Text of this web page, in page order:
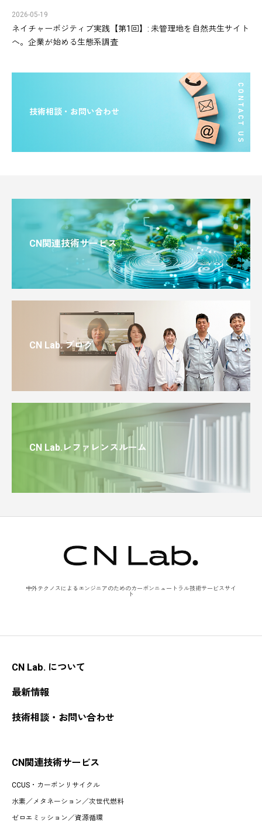
ネイチャーポジティブ実践【第1回】: 未管理地を自然共生サイト
へ。企業が始める生態系調査
2026-05-19
技術相談・お問い合わせ
CN関連技術サービス
CN Lab. ブログ
CN Lab.レファレンスルーム
中外テクノスによるエンジニアのためのカーボンニュートラル技術サービスサイ
ト
CN Lab. について
最新情報
技術相談・お問い合わせ
CN関連技術サービス
CCUS・カーボンリサイクル
水素 ／メタネーション ／次世代燃料
ゼロエミッション ／資源循環